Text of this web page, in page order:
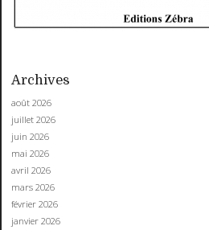
Archives
août 2026
juillet 2026
juin 2026
mai 2026
avril 2026
mars 2026
février 2026
janvier 2026